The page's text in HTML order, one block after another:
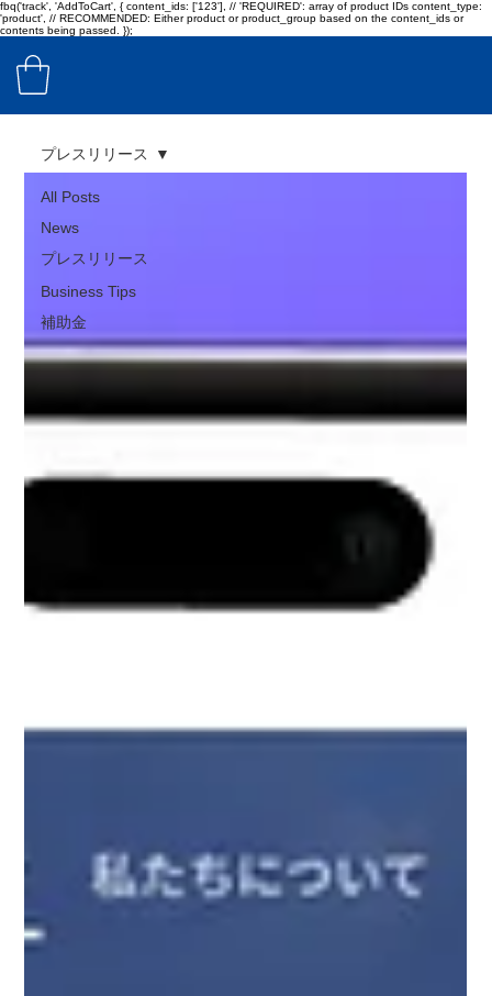
fbq('track', 'AddToCart', { content_ids: ['123'], // 'REQUIRED': array of product IDs content_type:
'product', // RECOMMENDED: Either product or product_group based on the content_ids or
contents being passed. });
All Posts
News
プレスリリース
Business Tips
補助金
プレスリリース